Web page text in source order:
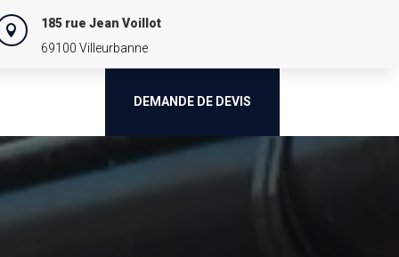

185 rue Jean Voillot
69100 Villeurbanne
DEMANDE DE DEVIS